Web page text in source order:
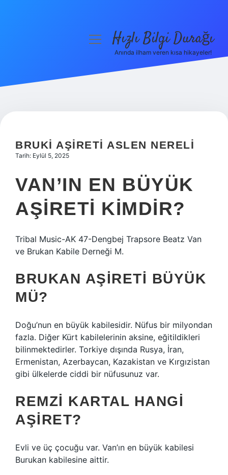
Hakkımızda
menüyüHızlı Bilgi Durağı
Anında ilham veren kısa hikayeler!
BRUKI AŞIRETI ASLEN NERELI
Tarih: Eylül 5, 2025
VAN’IN EN BÜYÜK
AŞIRETI KIMDIR?
Tribal Music-AK 47-Dengbej Trapsore Beatz Van
ve Brukan Kabile Derneği M.
BRUKAN AŞIRETI BÜYÜK
MÜ?
Doğu’nun en büyük kabilesidir. Nüfus bir milyondan
fazla. Diğer Kürt kabilelerinin aksine, eğitildikleri
bilinmektedirler. Torkiye dışında Rusya, İran,
Ermenistan, Azerbaycan, Kazakistan ve Kırgızistan
gibi ülkelerde ciddi bir nüfusunuz var.
REMZI KARTAL HANGI
AŞIRET?
Evli ve üç çocuğu var. Van’ın en büyük kabilesi
Burukan kabilesine aittir.